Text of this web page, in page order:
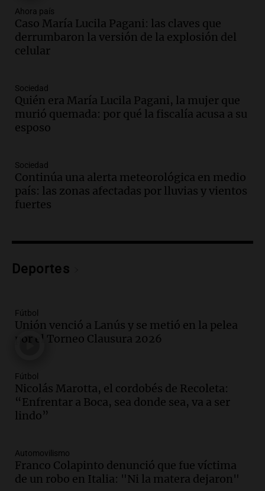
en suspenso a hombre por simular robo
de recaudación en San Luis
Panorama Federal
Episodios
ayuda por problemas de fertilidad y la
ostentación de millonarios
Amamos Argentina
Episodios
avanza con testimonios clave sobre el
accidente en Villa Dolores
Panorama Federal
tributo todos los jueves
Episodios
sea, va a ser lindo”
La Cadena del Gol
Episodios
en ludopatía: “Tener el casino en la
mano es muy peligroso”
La Argentina, hoy
Episodios
sobre los parques educativos
Amamos Argentina
Episodios
Ahora país
Caso María Lucila Pagani: las claves que
derrumbaron la versión de la explosión del
celular
Sociedad
Quién era María Lucila Pagani, la mujer que
murió quemada: por qué la fiscalía acusa a su
esposo
Sociedad
Continúa una alerta meteorológica en medio
país: las zonas afectadas por lluvias y vientos
fuertes
Deportes
Fútbol
Unión venció a Lanús y se metió en la pelea
por el Torneo Clausura 2026
Fútbol
Nicolás Marotta, el cordobés de Recoleta:
“Enfrentar a Boca, sea donde sea, va a ser
lindo”
Automovilismo
Franco Colapinto denunció que fue víctima
de un robo en Italia: "Ni la matera dejaron"